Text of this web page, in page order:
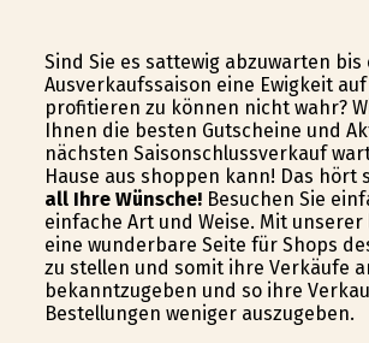
Sind Sie es sattewig abzuwarten
Ausverkaufssaison eine Ewigkeit
profitieren zu können nicht wahr?
Ihnen die besten Gutscheine und
nächsten Saisonschlussverkauf
Hause aus shoppen kann! Das
all Ihre Wünsche!Besuchen Sie
einfache Art und Weise. Mit
eine wunderbare Seite für Shops
zu stellen und somit ihre Verkäufe
bekanntzugeben und so ihre
Bestellungen weniger auszugeben.